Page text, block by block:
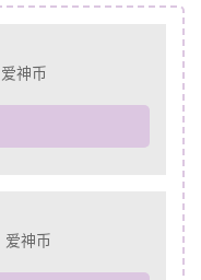
爱神币
爱神币